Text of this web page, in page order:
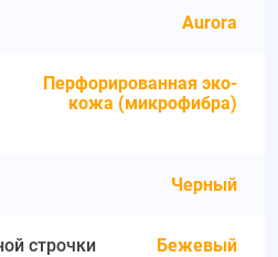
Aurora
Перфорированная эко-
кожа (микрофибра)
Черный
строчки Бежевый